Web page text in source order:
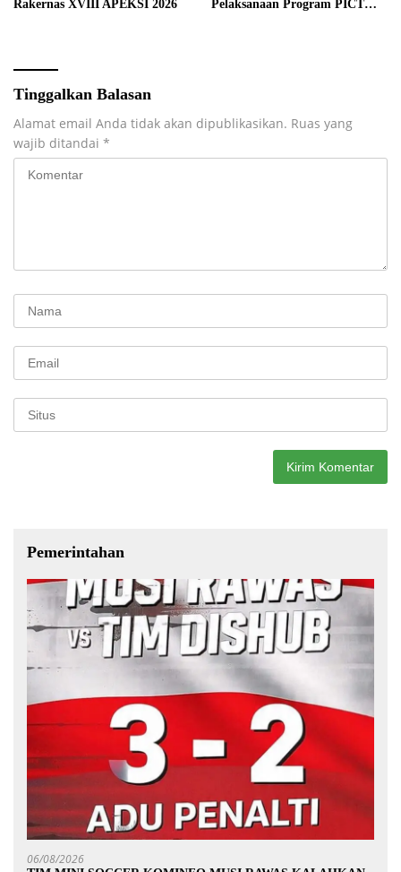
Rakernas XVIII APEKSI 2026
Pelaksanaan Program PICT
Tinggalkan Balasan
Alamat email Anda tidak akan dipublikasikan. Ruas yang
wajib ditandai *
Pemerintahan
06/08/2026